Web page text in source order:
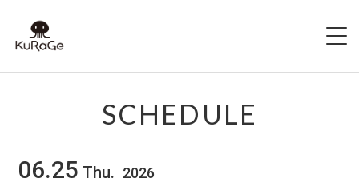
SCHEDULE
SCHEDULE
06.25 Thu. 2026